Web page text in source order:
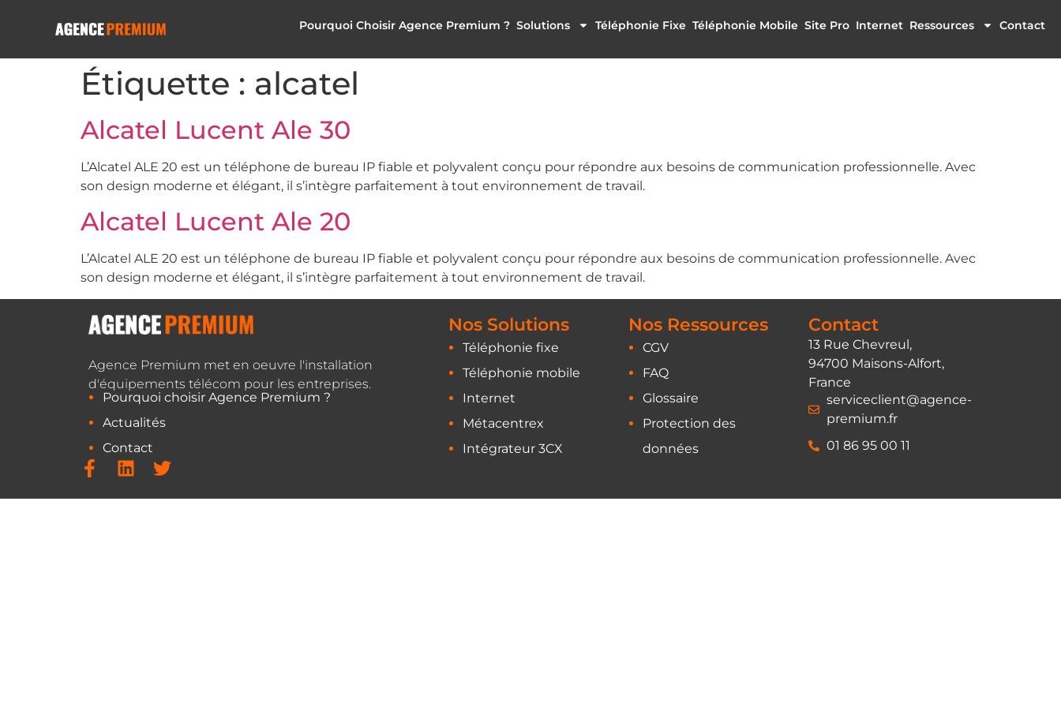
Pourquoi Choisir Agence Premium ? Solutions Téléphonie Fixe Téléphonie Mobile Site Pro Internet Ressources Contact
Étiquette : alcatel
Alcatel Lucent Ale 30
L’Alcatel ALE 20 est un téléphone de bureau IP fiable et polyvalent conçu pour répondre aux besoins de communication professionnelle. Avec
son design moderne et élégant, il s’intègre parfaitement à tout environnement de travail.
Alcatel Lucent Ale 20
L’Alcatel ALE 20 est un téléphone de bureau IP fiable et polyvalent conçu pour répondre aux besoins de communication professionnelle. Avec
son design moderne et élégant, il s’intègre parfaitement à tout environnement de travail.
Agence Premium met en oeuvre l'installation
d'équipements télécom pour les entreprises.
Pourquoi choisir Agence Premium ?
Actualités
Contact
Nos Solutions
Téléphonie fixe
Téléphonie mobile
Internet
Métacentrex
Intégrateur 3CX
Nos Ressources
CGV
FAQ
Glossaire
Protection des
données
Contact
13 Rue Chevreul,
94700 Maisons-Alfort,
France
serviceclient@agence-
premium.fr
01 86 95 00 11